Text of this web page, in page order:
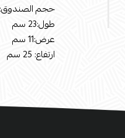
حجم الصندوق:
طول:23 سم
عرض:11 سم
ارتفاع: 25 سم